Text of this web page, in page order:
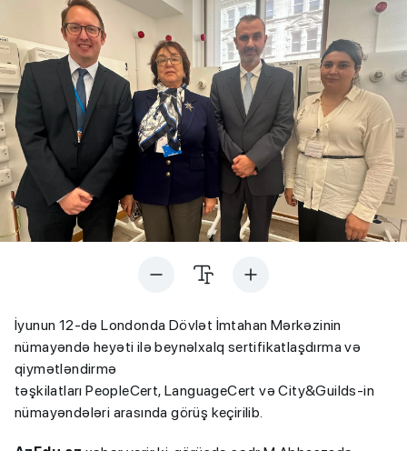
İyunun 12-də Londonda Dövlət İmtahan Mərkəzinin
nümayəndə heyəti ilə beynəlxalq sertifikatlaşdırma və
qiymətləndirmə
təşkilatları PeopleCert, LanguageCert və City&Guilds-in
nümayəndələri arasında görüş keçirilib.